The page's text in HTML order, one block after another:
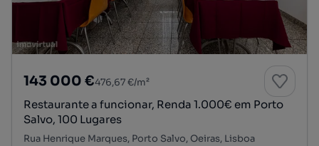
143 000 €476,67 €/m²
Restaurante a funcionar, Renda 1.000€ em Porto
Salvo, 100 Lugares
Rua Henrique Marques, Porto Salvo, Oeiras, Lisboa